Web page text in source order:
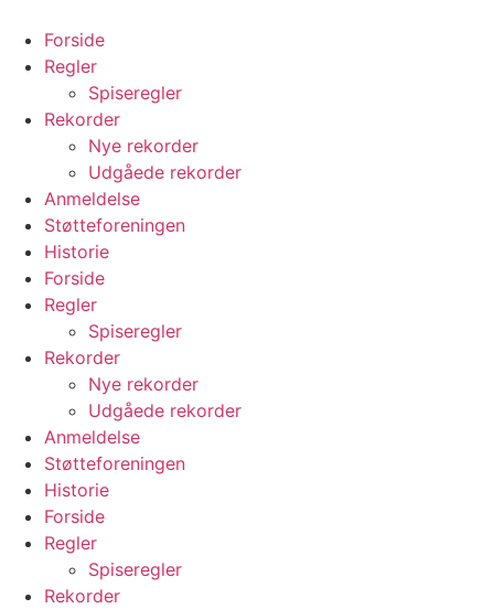
indhold
Forside
Regler
Spiseregler
Rekorder
Nye rekorder
Udgåede rekorder
Anmeldelse
Støtteforeningen
Historie
Forside
Regler
Spiseregler
Rekorder
Nye rekorder
Udgåede rekorder
Anmeldelse
Støtteforeningen
Historie
Forside
Regler
Spiseregler
Rekorder